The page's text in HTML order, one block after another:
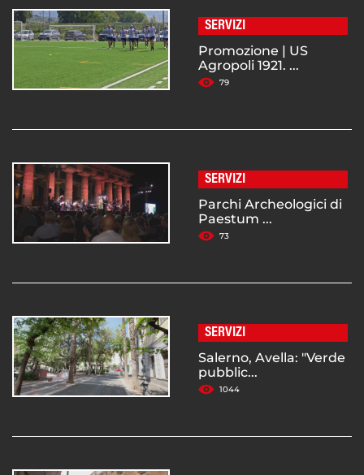
SERVIZI
Promozione | US
Agropoli 1921. ...
79
SERVIZI
Parchi Archeologici di
Paestum ...
73
SERVIZI
Salerno, Avella: "Verde
pubblic...
1044